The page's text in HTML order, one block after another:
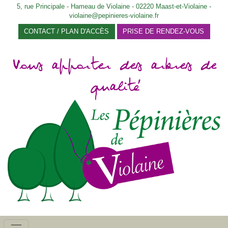
5, rue Principale - Hameau de Violaine - 02220 Maast-et-Violaine -
violaine@pepinieres-violaine.fr
CONTACT / PLAN D'ACCÈS PRISE DE RENDEZ-VOUS
Vous apporter des arbres de
qualité